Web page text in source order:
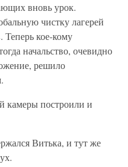
вновь урок.
чистку лагерей
Теперь кое-кому
начальство, очевидно
решило
камеры построили и
Витька, и тут же